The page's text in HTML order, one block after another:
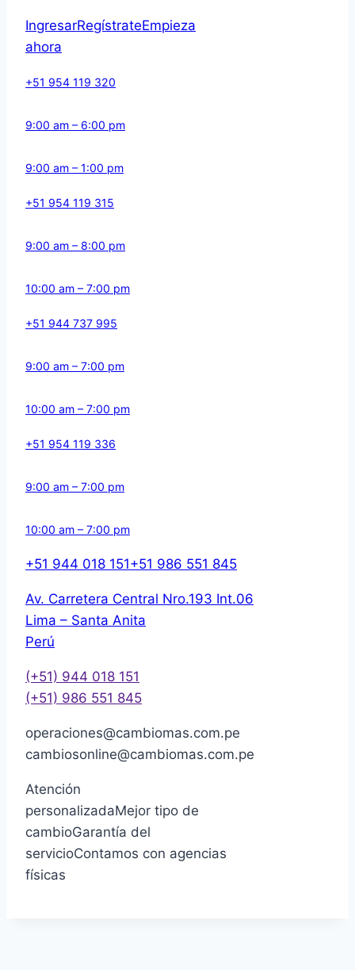
IngresarRegístrateEmpieza
ahora
+51 954 119 320
9:00 am – 6:00 pm
9:00 am – 1:00 pm
+51 954 119 315
9:00 am – 8:00 pm
10:00 am – 7:00 pm
+51 944 737 995
9:00 am – 7:00 pm
10:00 am – 7:00 pm
+51 954 119 336
9:00 am – 7:00 pm
10:00 am – 7:00 pm
+51 944 018 151+51 986 551 845
Av. Carretera Central Nro.193 Int.06
Lima – Santa Anita
Perú
(+51) 944 018 151
(+51) 986 551 845
operaciones@cambiomas.com.pe
cambiosonline@cambiomas.com.pe
Atención
personalizadaMejor tipo de
cambioGarantía del
servicioContamos con agencias
físicas